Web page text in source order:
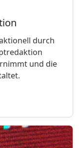
durch
und die